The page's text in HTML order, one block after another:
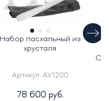
Набор пасхальный из
хрусталя
Артикул: AV1200
78 600 руб.